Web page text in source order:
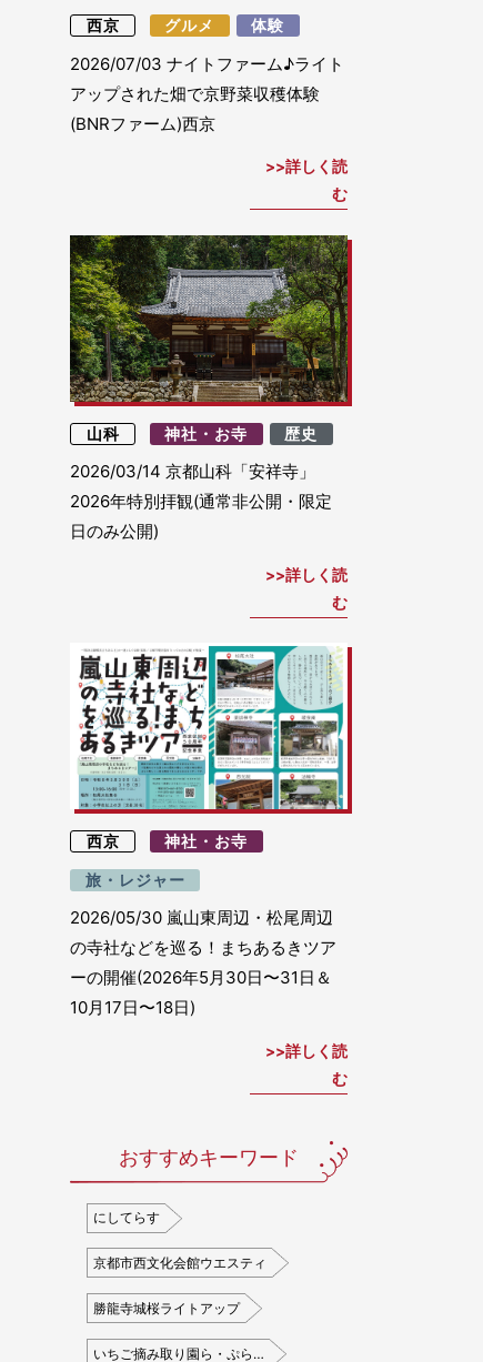
西京 グルメ 体験
2026/07/03 ナイトファーム♪ライト
アップされた畑で京野菜収穫体験
(BNRファーム)西京
詳しく読
む
山科 神社・お寺 歴史
2026/03/14 京都山科「安祥寺」
2026年特別拝観(通常非公開・限定
日のみ公開)
詳しく読
む
西京 神社・お寺
旅・レジャー
2026/05/30 嵐山東周辺・松尾周辺
の寺社などを巡る！まちあるきツア
ーの開催(2026年5月30日〜31日＆
10月17日〜18日)
詳しく読
む
おすすめキーワード
にしてらす
京都市西文化会館ウエスティ
勝龍寺城桜ライトアップ
いちご摘み取り園ら・ぷら…